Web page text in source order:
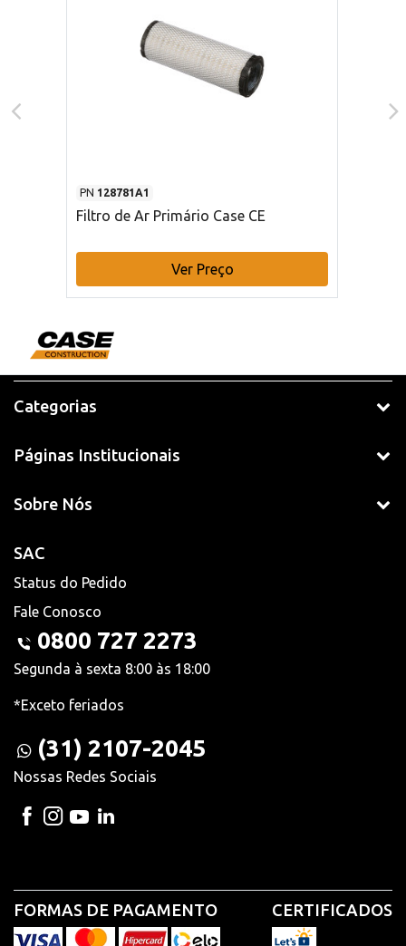
PN 128781A1
Filtro de Ar Primário Case CE
Ver Preço
Categorias
Páginas Institucionais
Sobre Nós
SAC
Status do Pedido
Fale Conosco
0800 727 2273
Segunda à sexta 8:00 às 18:00
*Exceto feriados
(31) 2107-2045
Nossas Redes Sociais
FORMAS DE PAGAMENTO CERTIFICADOS